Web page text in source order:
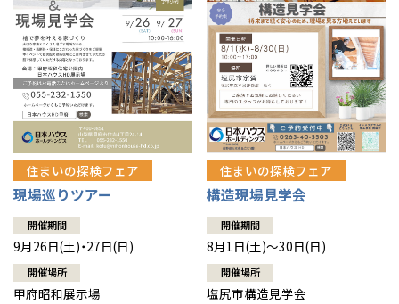
住まいの探検フェア
現場巡りツアー
開催期間
9月26日(土)・27日(日)
開催場所
甲府昭和展示場
住まいの探検フェア
構造現場見学会
開催期間
8月1日(土)～30日(日)
開催場所
塩尻市構造見学会